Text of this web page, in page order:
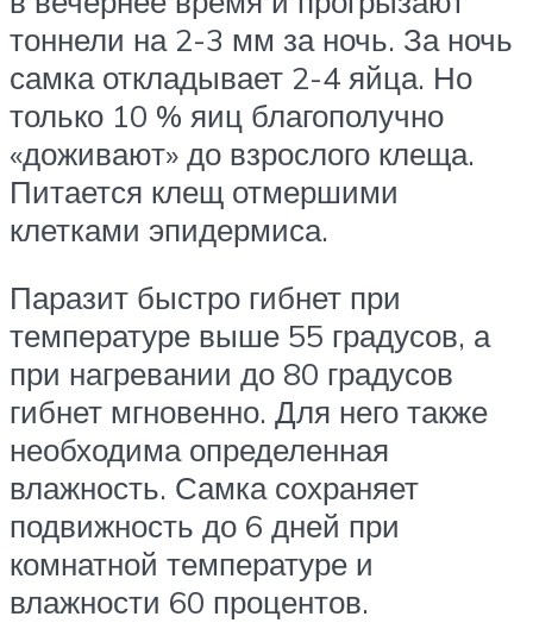
тоннели на 2-3 мм за ночь. За ночь
самка откладывает 2-4 яйца. Но
только 10 % яиц благополучно
«доживают» до взрослого клеща.
Питается клещ отмершими
клетками эпидермиса.
Паразит быстро гибнет при
температуре выше 55 градусов, а
при нагревании до 80 градусов
гибнет мгновенно. Для него также
необходима определенная
влажность. Самка сохраняет
подвижность до 6 дней при
комнатной температуре и
влажности 60 процентов.